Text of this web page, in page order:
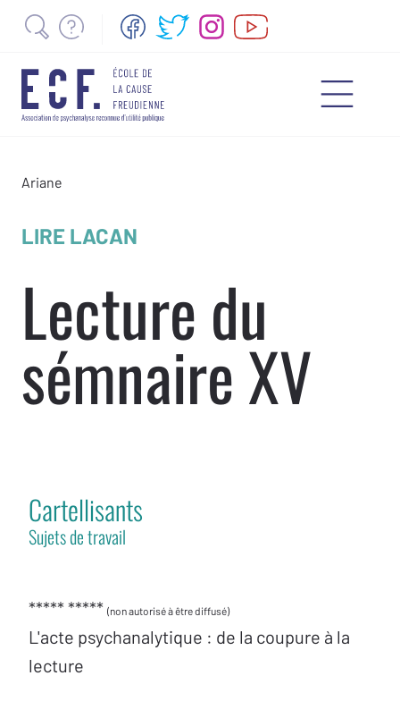
Ariane
LIRE LACAN
Lecture du
sémnaire XV
Cartellisants
Sujets de travail
***** ***** (non autorisé à être diffusé)
L'acte psychanalytique : de la coupure à la
lecture